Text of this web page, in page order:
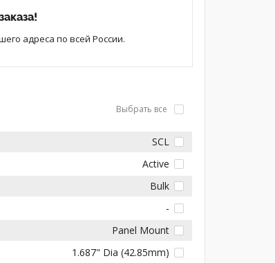
адреса по всей России.
Выбрать все
SCL
Active
Bulk
-
Panel Mount
1.687" Dia (42.85mm)